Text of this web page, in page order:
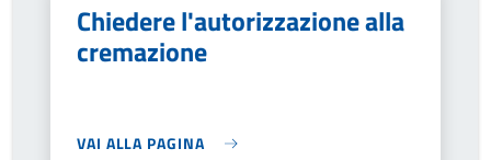
Chiedere l'autorizzazione alla
cremazione
VAI ALLA PAGINA